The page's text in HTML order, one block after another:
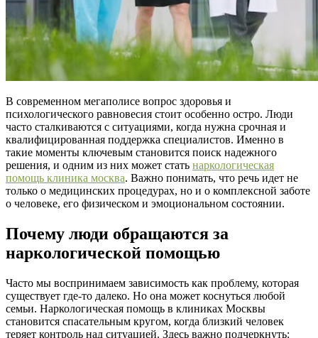
В современном мегаполисе вопрос здоровья и
психологического равновесия стоит особенно остро. Люди
часто сталкиваются с ситуациями, когда нужна срочная и
квалифицированная поддержка специалистов. Именно в
такие моменты ключевым становится поиск надежного
решения, и одним из них может стать наркологическая
помощь клиника москва. Важно понимать, что речь идет не
только о медицинских процедурах, но и о комплексной заботе
о человеке, его физическом и эмоциональном состоянии.
Почему люди обращаются за
наркологической помощью
Часто мы воспринимаем зависимость как проблему, которая
существует где-то далеко. Но она может коснуться любой
семьи. Наркологическая помощь в клиниках Москвы
становится спасательным кругом, когда близкий человек
теряет контроль над ситуацией. Здесь важно подчеркнуть: